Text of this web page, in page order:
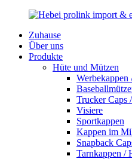
Zuhause
Über uns
Produkte
Hüte und Mützen
Werbekappen
Trucker Caps
Visiere
Sportkappen
Kappen im
Snapback
Tarnkappen /